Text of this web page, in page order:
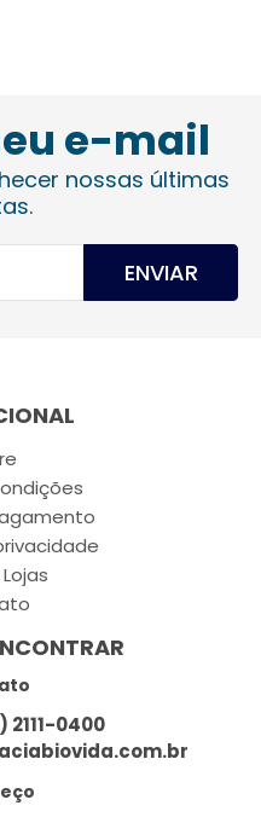
e-mail
nossas últimas
ENVIAR
2111-0400